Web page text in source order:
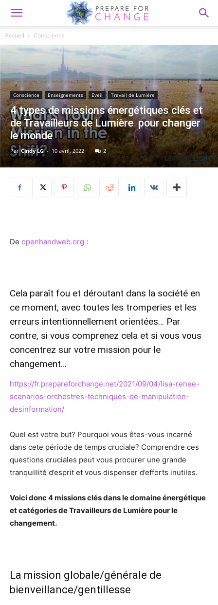
Accueil Conscience
Conscience Enseignements Eveil Travail de Lumière
4 types de missions énergétiques clés et
de Travailleurs de Lumière pour changer
le monde
Par Cindy LG - 10 avril, 2022 2
De openhandweb.org :
Cela paraît fou et déroutant dans la société en
ce moment, avec toutes les tromperies et les
erreurs intentionnellement orientées… Par
contre, si vous comprenez cela et si vous vous
concentrez sur votre mission pour le
changement…
https://fr.prepareforchange.net/2021/09/04/lisa-renee-
scenarios-orchestres-techniques-de-manipulation-
desinformation/
Quel est votre but? Pourquoi vous êtes-vous incarné
dans cete période de temps cruciale? Comprendre ces
questions cruciales peut vous procurer une grande
tranquillité d’esprit et vous dispenser d’efforts inutiles.
Voici donc 4 missions clés dans le domaine énergétique
et catégories de Travailleurs de Lumière pour le
changement.
La mission globale/générale de
bienveillance/gentillesse